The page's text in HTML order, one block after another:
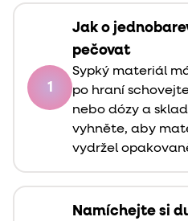
1
Jak o
pečovat
Sypký materiál
po hraní
nebo dózy a
vyhněte, aby
vydržel
Namíchejte si